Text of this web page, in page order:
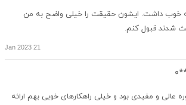
خوب داشت. ایشون حقیقت را خیلی واضح به من
شدند قبول کنم.
21 Jan 2023
عالی و مفیدی بود و خیلی راهکارهای خوبی بهم ارائه